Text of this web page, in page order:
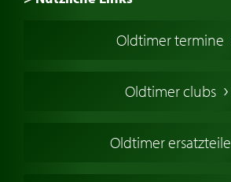
Oldtimers in Europa
Englische Oldtimer
Deutsche Oldtimer
Oldtimer termine
Oldtimer clubs
Oldtimer ersatzteile